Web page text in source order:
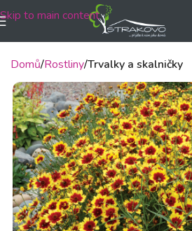
Skip to main content
Domů Rostliny Trvalky a skalničky